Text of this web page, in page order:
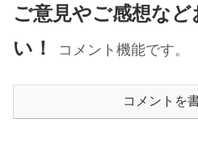
ご意見やご感想など
い！
コメント機能です。
コメントを